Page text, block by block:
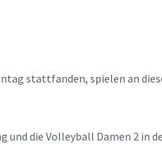
stattfanden, spielen an
und die Volleyball Damen 2 in